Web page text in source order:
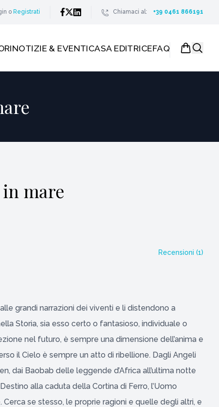
o Registrati Chiamaci al: +39 0461 866191
NOTIZIE & EVENTICASA EDITRICEFAQ
mare
Recensioni (1)
grandi narrazioni dei viventi e li distendono a
Storia, sia esso certo o fantasioso, individuale o
nel futuro, è sempre una dimensione dell’anima e
il Cielo è sempre un atto di ribellione. Dagli Angeli
dai Baobab delle leggende d’Africa all’ultima notte
alla caduta della Cortina di Ferro, l’Uomo
se stesso, le proprie ragioni e quelle degli altri, e